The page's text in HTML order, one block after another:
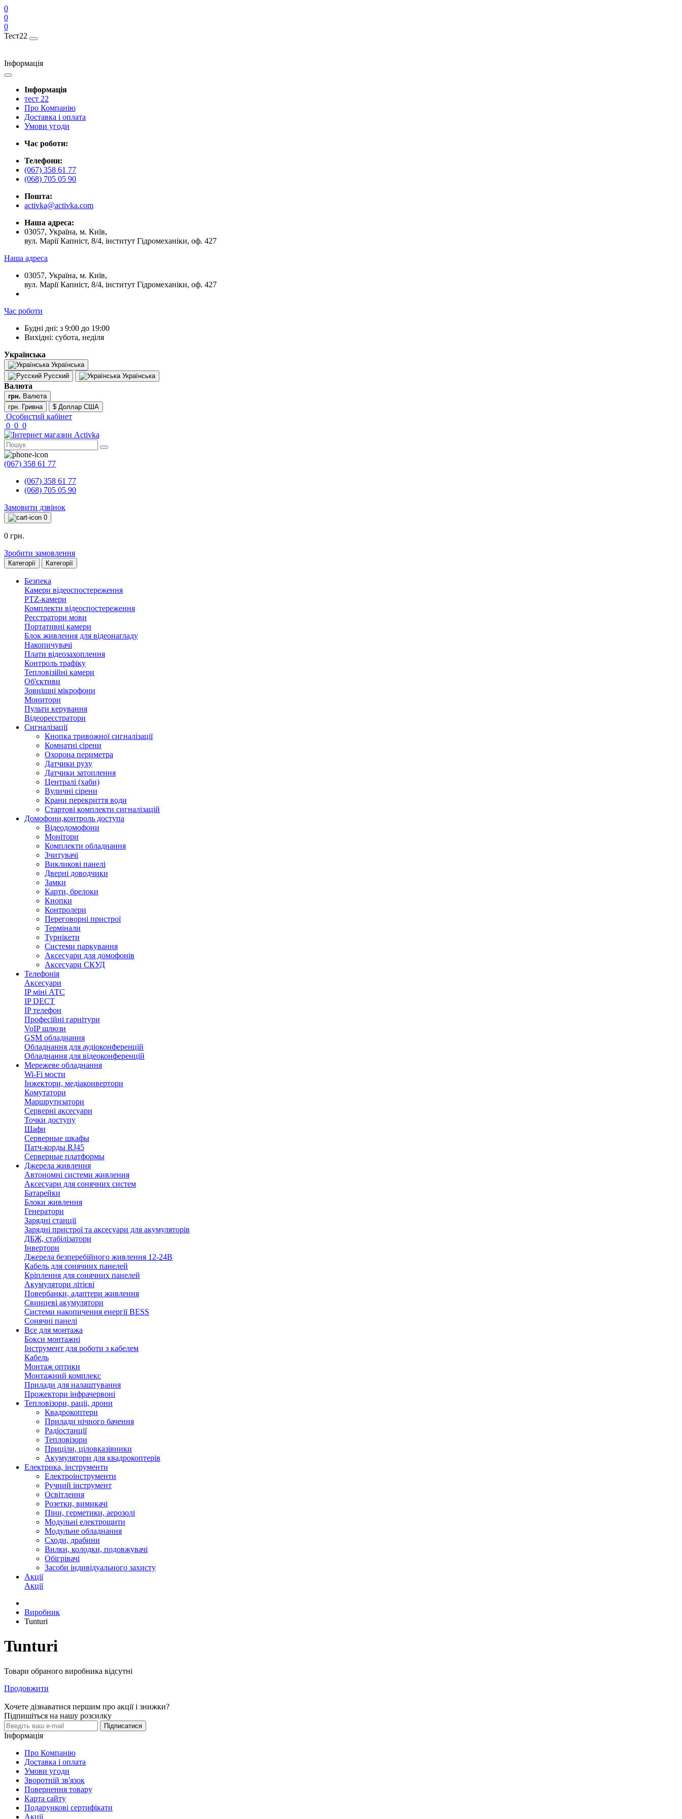
0
0
0
Тест22
Інформація
Інформація
тест 22
Про Компанію
Доставка і оплата
Умови угоди
Час роботи:
Телефони:
(067) 358 61 77
(068) 705 05 90
Пошта:
activka@activka.com
Наша адреса:
03057, Україна, м. Київ,
вул. Марії Капніст, 8/4, інститут Гідромеханіки, оф. 427
Наша адреса
03057, Україна, м. Київ,
вул. Марії Капніст, 8/4, інститут Гідромеханіки, оф. 427
Час роботи
Будні дні: з 9:00 до 19:00
Вихідні: субота, неділя
Українська
Українська
Русский
Українська
Валюта
грн. Валюта
грн. Гривна
$ Доллар США
Особистий кабінет
0 0 0
(067) 358 61 77
(067) 358 61 77
(068) 705 05 90
Замовити дзвінок
0
0 грн.
Зробити замовлення
Категорії Категорії
Безпека
Камери відеоспостереження
PTZ-камери
Комплекти відеоспостереження
Реєстратори мови
Портативні камери
Блок живлення для відеонагладу
Накопичувачі
Плати відеозахоплення
Контроль трафіку
Тепловізійні камери
Об'єктиви
Зовнішні мікрофони
Монитори
Пульти керування
Відеореєстратори
Сигналізації
Кнопка тривожної сигналізації
Комнатні сірени
Охорона периметра
Датчики руху
Датчики затоплення
Централі (хаби)
Вуличні сірени
Крани перекриття води
Стартові комплекти сигналізацій
Домофони,контроль доступа
Відеодомофони
Монітори
Комплекти обладнання
Зчитувачі
Викликові панелі
Дверні доводчики
Замки
Карти, брелоки
Кнопки
Контролери
Переговорні пристрої
Термінали
Турнікети
Системи паркування
Аксесуари для домофонів
Аксесуари СКУД
Телефонія
Аксесуари
IP міні АТС
IP DECT
IP телефон
Професійні гарнітури
VoIP шлюзи
GSM обладнання
Обладнання для аудіоконференцій
Обладнання для відеоконференцій
Мережеве обладнання
Wi-Fi мости
Інжектори, медіаконвертори
Комутатори
Маршрутизатори
Серверні аксесуари
Точки доступу
Шафи
Серверные шкафы
Патч-корды RJ45
Серверные платформы
Джерела живлення
Автономні системи живлення
Аксесуари для сонячних систем
Батарейки
Блоки живлення
Генератори
Зарядні станції
Зарядні пристрої та аксесуари для акумуляторів
ДБЖ, стабілізатори
Інвертори
Джерела безперебійного живлення 12-24В
Кабель для сонячних панелей
Кріплення для сонячних панелей
Акумулятори літієві
Повербанки, адаптери живлення
Свинцеві акумулятори
Системи накопичення енергії BESS
Сонячні панелі
Все для монтажа
Бокси монтажні
Інструмент для роботи з кабелем
Кабель
Монтаж оптики
Монтажний комплекс
Прилади для налаштування
Прожектори інфрачервоні
Тепловізори, раціі, дрони
Квадрокоптери
Прилади нічного бачення
Радіостанції
Тепловізори
Приціли, ціловказівники
Акумулятори для квадрокоптерів
Електрика, інструменти
Електроінструменти
Ручний інструмент
Освітлення
Розетки, вимикачі
Піни, герметики, аерозолі
Модульні електрощити
Модульне обладнання
Сходи, драбини
Вилки, колодки, подовжувачі
Обігрівачі
Засоби індивідуального захисту
Акції
Акції
Виробник
Tunturi
Tunturi
Товари обраного виробника відсутні
Продовжити
Хочете дізнаватися першим про акції і знижки?
Підпишіться на нашу розсилку
Підписатися
Інформація
Про Компанію
Доставка і оплата
Умови угоди
Зворотній зв'язок
Повернення товару
Карта сайту
Подарункові сертифікати
Акції